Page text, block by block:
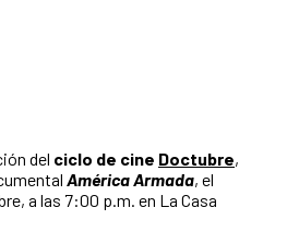
del ciclo de cine Doctubre,
América Armada, el
a las 7:00 p.m. en La Casa